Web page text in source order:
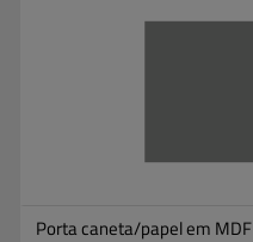
Porta caneta/papel em MDF